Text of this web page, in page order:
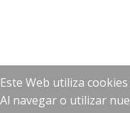
Este Web utiliza
Al navegar o utilizar